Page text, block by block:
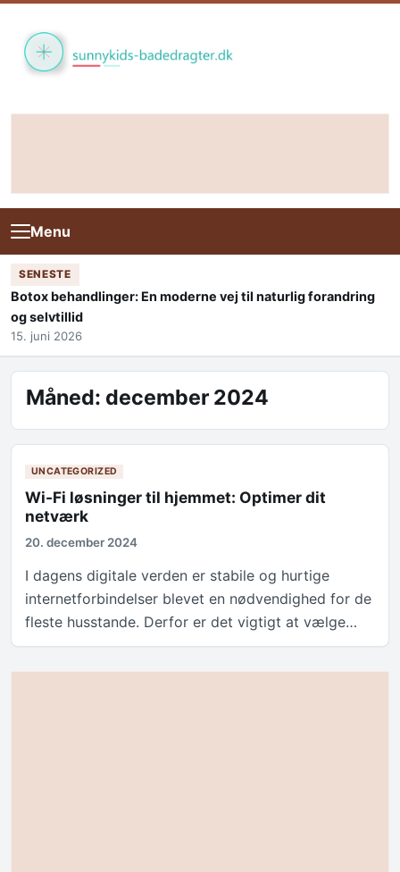
Menu
SENESTE
Botox behandlinger: En moderne vej til naturlig forandring
og selvtillid
15. juni 2026
Måned: december 2024
UNCATEGORIZED
Wi-Fi løsninger til hjemmet: Optimer dit
netværk
20. december 2024
I dagens digitale verden er stabile og hurtige
internetforbindelser blevet en nødvendighed for de
fleste husstande. Derfor er det vigtigt at vælge…